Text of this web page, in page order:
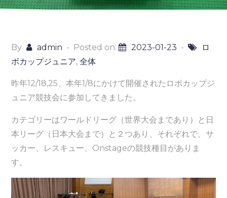
By admin Posted on: 2023-01-23
ロ
ボカップジュニア,全体
昨年12/18,25、本年1/8にかけて開催されたロボカップジ
ュニア競技会に参加してきました。
カテゴリーはワールドリーグ（世界大会まであり）と日
本リーグ（日本大会まで）と２つあり、それぞれで、サ
ッカー、レスキュー、Onstageの競技種目がありま
す。